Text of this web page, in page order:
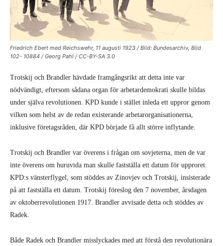
Friedrich Ebert med Reichswehr, 11 augusti 1923 / Bild: Bundesarchiv, Bild
102- 10884 / Georg Pahl / CC-BY-SA 3.0
Trotskij och Brandler hävdade framgångsrikt att detta inte var
nödvändigt, eftersom sådana organ för arbetardemokrati skulle bildas
under själva revolutionen. KPD kunde i stället inleda ett uppror genom
vilken som helst av de redan existerande arbetarorganisationerna,
inklusive företagsråden, där KPD började få allt större inflytande.
Trotskij och Brandler var överens i frågan om sovjeterna, men de var
inte överens om huruvida man skulle fastställa ett datum för upproret.
KPD:s vänsterflygel, som stöddes av Zinovjev och Trotskij, insisterade
på att fastställa ett datum. Trotskij föreslog den 7 november, årsdagen
av oktoberrevolutionen 1917. Brandler avvisade detta och stöddes av
Radek.
Både Radek och Brandler misslyckades med att förstå den revolutionära